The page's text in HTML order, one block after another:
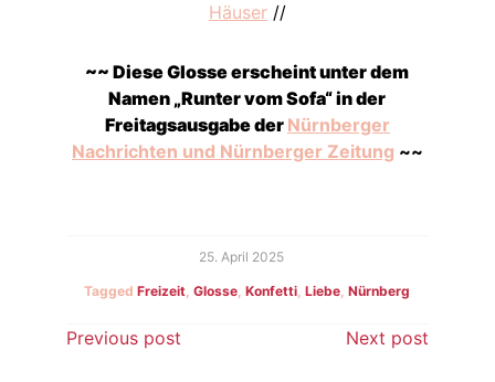
Häuser//
~~ Diese Glosse erscheint unter dem
Namen „Runter vom Sofa“ in der
Freitagsausgabe der Nürnberger
Nachrichten und Nürnberger Zeitung ~~
25. April 2025
TaggedFreizeit,Glosse,Konfetti,Liebe,Nürnberg
Beitragsnavigation
Previous post Next post